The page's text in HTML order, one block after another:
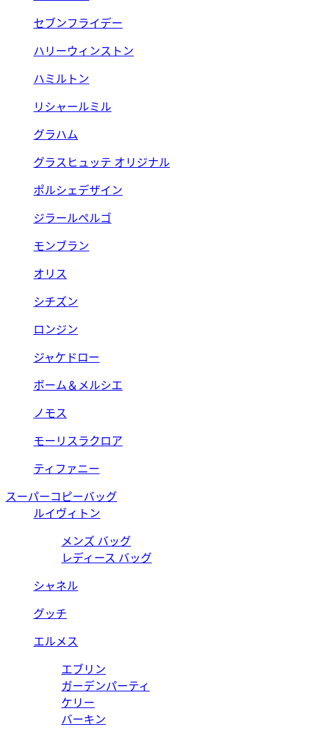
セブンフライデー
ハリーウィンストン
ハミルトン
リシャールミル
グラハム
グラスヒュッテ オリジナル
ポルシェデザイン
ジラールペルゴ
モンブラン
オリス
シチズン
ロンジン
ジャケドロー
ボーム＆メルシエ
ノモス
モーリスラクロア
ティファニー
スーパーコピーバッグ
ルイヴィトン
メンズ バッグ
レディース バッグ
シャネル
グッチ
エルメス
エブリン
ガーデンパーティ
ケリー
バーキン